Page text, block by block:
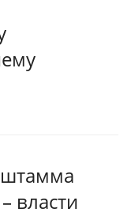
штамма
власти